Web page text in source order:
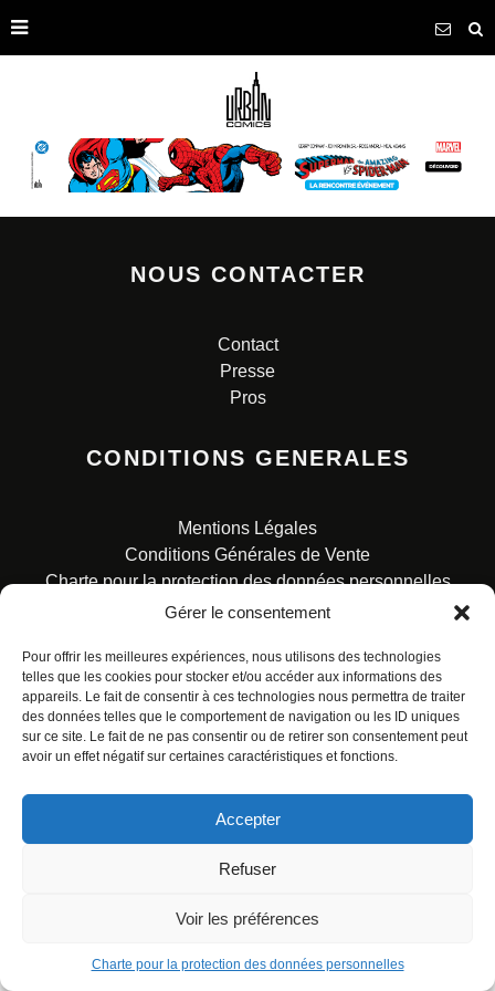
Gérer le consentement
Pour offrir les meilleures expériences, nous utilisons des technologies
telles que les cookies pour stocker et/ou accéder aux informations des
appareils. Le fait de consentir à ces technologies nous permettra de traiter
des données telles que le comportement de navigation ou les ID uniques
sur ce site. Le fait de ne pas consentir ou de retirer son consentement peut
avoir un effet négatif sur certaines caractéristiques et fonctions.
Accepter
Refuser
Voir les préférences
Charte pour la protection des données personnelles
NOUS CONTACTER
Contact
Presse
Pros
CONDITIONS GENERALES
Mentions Légales
Conditions Générales de Vente
Charte pour la protection des données personnelles
© ALL RIGHTS RESERVED. URBAN COMICS POUR LES
ÉDITIONS FRANÇAISES.